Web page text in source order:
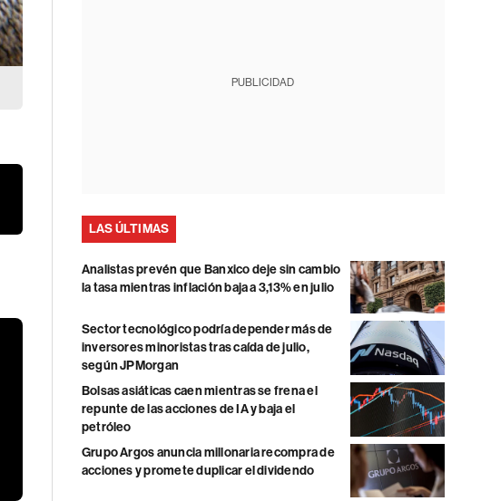
PUBLICIDAD
LAS ÚLTIMAS
Analistas prevén que Banxico deje sin cambio
la tasa mientras inflación baja a 3,13% en julio
Sector tecnológico podría depender más de
inversores minoristas tras caída de julio,
según JPMorgan
Bolsas asiáticas caen mientras se frena el
repunte de las acciones de IA y baja el
petróleo
Grupo Argos anuncia millonaria recompra de
acciones y promete duplicar el dividendo